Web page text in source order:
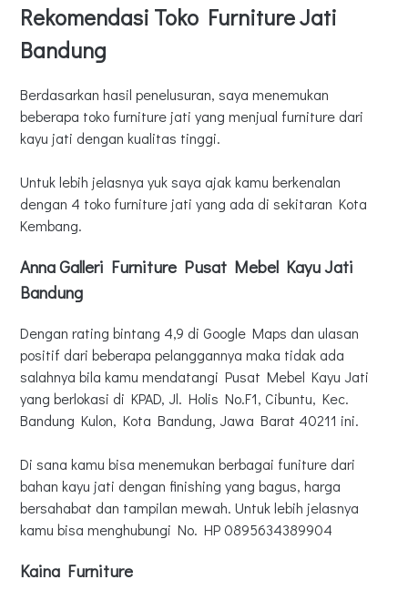
Rekomendasi Toko Furniture Jati
Bandung
Berdasarkan hasil penelusuran, saya menemukan
beberapa toko furniture jati yang menjual furniture dari
kayu jati dengan kualitas tinggi.
Untuk lebih jelasnya yuk saya ajak kamu berkenalan
dengan 4 toko furniture jati yang ada di sekitaran Kota
Kembang.
Anna Galleri Furniture Pusat Mebel Kayu Jati
Bandung
Dengan rating bintang 4,9 di Google Maps dan ulasan
positif dari beberapa pelanggannya maka tidak ada
salahnya bila kamu mendatangi Pusat Mebel Kayu Jati
yang berlokasi di KPAD, Jl. Holis No.F1, Cibuntu, Kec.
Bandung Kulon, Kota Bandung, Jawa Barat 40211 ini.
Di sana kamu bisa menemukan berbagai funiture dari
bahan kayu jati dengan finishing yang bagus, harga
bersahabat dan tampilan mewah. Untuk lebih jelasnya
kamu bisa menghubungi No. HP 0895634389904
Kaina Furniture